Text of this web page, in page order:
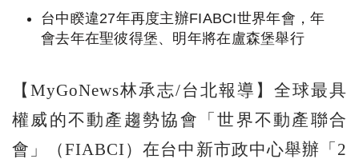
台中睽違27年再度主辦FIABCI世界年會，年
會去年在聖彼得堡、明年將在盧森堡舉行
【MyGoNews林承志/台北報導】全球最具
權威的不動產趨勢協會「世界不動產聯合
會」（FIABCI）在台中新市政中心舉辦「2